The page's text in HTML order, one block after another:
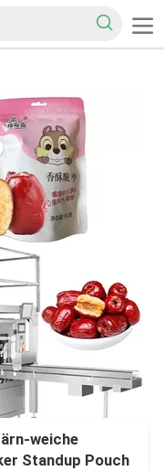
weiche
Standup Pouch